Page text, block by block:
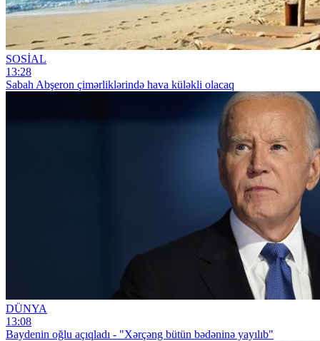
SOSİAL
13:28
Sabah Abşeron çimərliklərində hava küləkli olacaq
DÜNYA
13:08
Baydenin oğlu açıqladı - "Xərçəng bütün bədəninə yayılıb"